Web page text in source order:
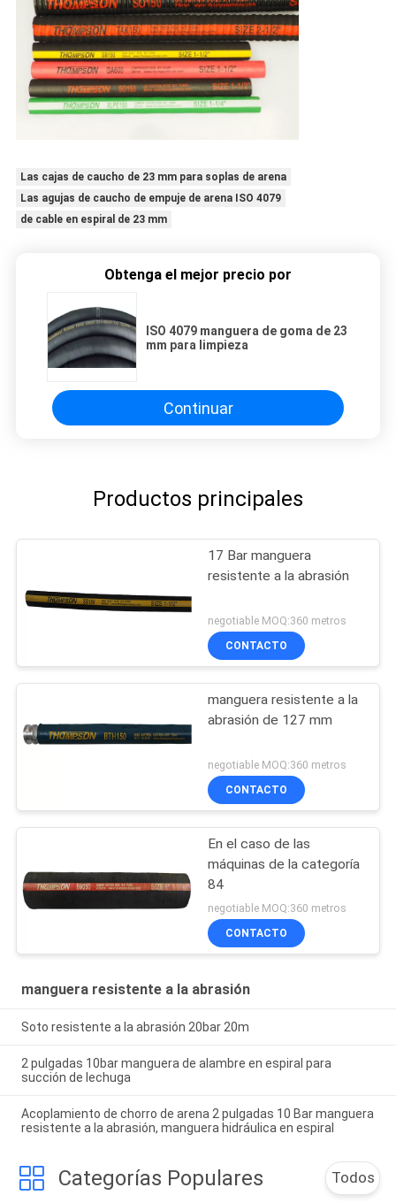
Las cajas de caucho de 23 mm para soplas de arena
Las agujas de caucho de empuje de arena ISO 4079
de cable en espiral de 23 mm
Obtenga el mejor precio por
ISO 4079 manguera de goma de 23
mm para limpieza
Continuar
Productos principales
17 Bar manguera
resistente a la abrasión
negotiable MOQ:360 metros
CONTACTO
manguera resistente a la
abrasión de 127 mm
negotiable MOQ:360 metros
CONTACTO
En el caso de las
máquinas de la categoría
84
negotiable MOQ:360 metros
CONTACTO
manguera resistente a la abrasión
Soto resistente a la abrasión 20bar 20m
2 pulgadas 10bar manguera de alambre en espiral para
succión de lechuga
Acoplamiento de chorro de arena 2 pulgadas 10 Bar manguera
resistente a la abrasión, manguera hidráulica en espiral
Categorías Populares Todos